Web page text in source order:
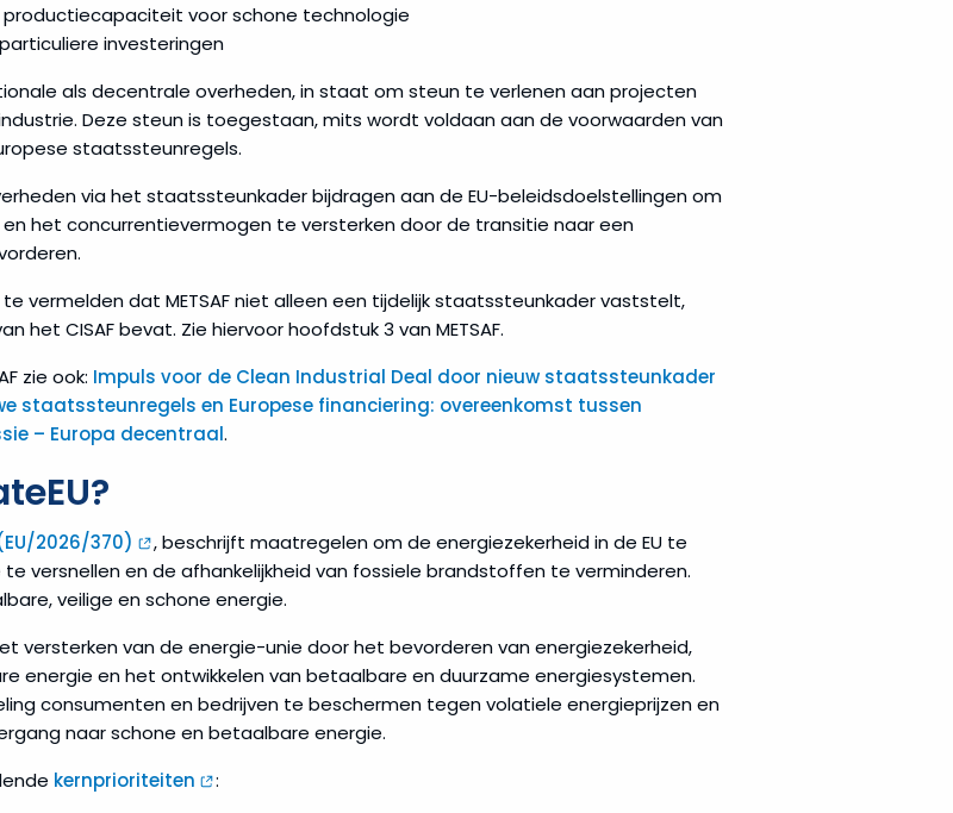
productiecapaciteit voor schone technologie
investeringen
als decentrale overheden, in staat om steun te verlenen aan projecten
Deze steun is toegestaan, mits wordt voldaan aan de voorwaarden van
staatssteunregels.
via het staatssteunkader bijdragen aan de EU-beleidsdoelstellingen om
het concurrentievermogen te versterken door de transitie naar een
vermelden dat METSAF niet alleen een tijdelijk staatssteunkader vaststelt,
het CISAF bevat. Zie hiervoor hoofdstuk 3 van METSAF.
zie ook: Impuls voor de Clean Industrial Deal door nieuw staatssteunkader
staatssteunregels en Europese financiering: overeenkomst tussen
– Europa decentraal.
2026/370)
, beschrijft maatregelen om de energiezekerheid in de EU te
versnellen en de afhankelijkheid van fossiele brandstoffen te verminderen.
veilige en schone energie.
versterken van de energie-unie door het bevorderen van energiezekerheid,
energie en het ontwikkelen van betaalbare en duurzame energiesystemen.
consumenten en bedrijven te beschermen tegen volatiele energieprijzen en
naar schone en betaalbare energie.
kernprioriteiten
: